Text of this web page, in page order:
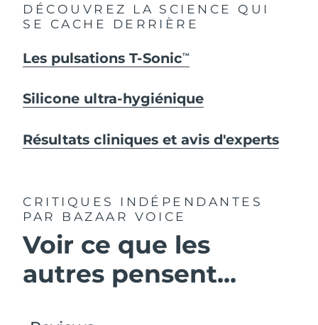
DÉCOUVREZ LA SCIENCE QUI
SE CACHE DERRIÈRE
Les pulsations T-SonicTM
Silicone ultra-hygiénique
Résultats cliniques et avis d'experts
CRITIQUES INDÉPENDANTES
PAR BAZAAR VOICE
Voir ce que les
autres pensent...